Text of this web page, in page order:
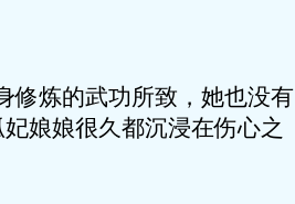
修炼的武功所致，她也没有
娘娘很久都沉浸在伤心之